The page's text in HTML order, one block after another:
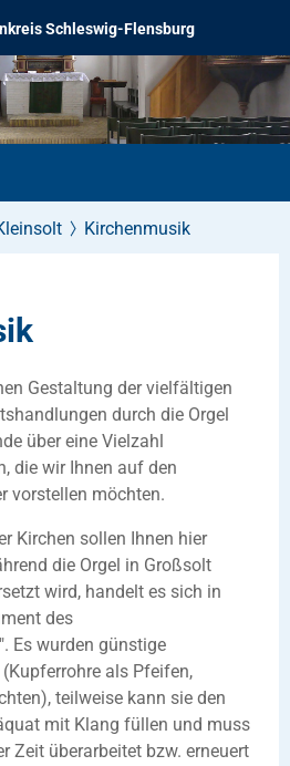
Schleswig-Flensburg
Kirchenmusik
Gestaltung der vielfältigen
durch die Orgel
über eine Vielzahl
die wir Ihnen auf den
vorstellen möchten.
Kirchen sollen Ihnen hier
die Orgel in Großsolt
wird, handelt es sich in
des
Es wurden günstige
als Pfeifen,
teilweise kann sie den
mit Klang füllen und muss
Zeit überarbeitet bzw. erneuert